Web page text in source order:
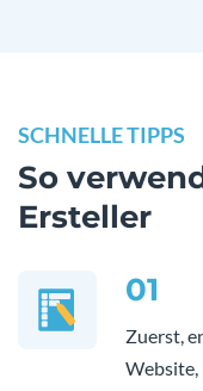
SCHNELLE TIPPS
So
Ersteller
01
Zuerst,
Website,